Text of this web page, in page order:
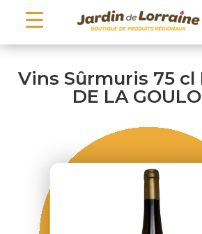
Vins Sûrmuris 75 cl
DE LA